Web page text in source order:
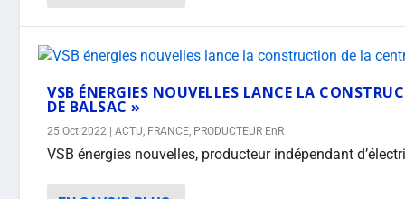
VSB ÉNERGIES NOUVELLES LANCE LA
DE BALSAC »
25 Oct 2022 |ACTU, FRANCE, PRODUCTEUR EnR
VSB énergies nouvelles, producteur indépendant